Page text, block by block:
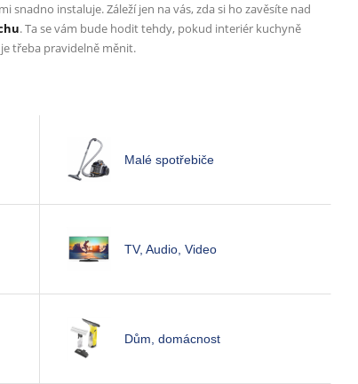
instaluje. Záleží jen na vás, zda si ho zavěsíte nad
. Ta se vám bude hodit tehdy, pokud interiér kuchyně
třeba pravidelně měnit.
Malé spotřebiče
TV, Audio, Video
Dům, domácnost